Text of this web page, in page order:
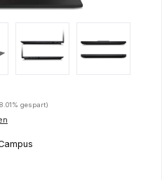
gespart)